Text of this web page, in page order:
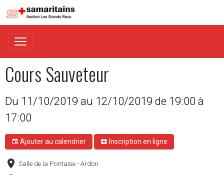
Cours Sauveteur
Du 11/10/2019 au 12/10/2019 de 19:00 à
17:00
Ajouter au calendrier Inscription en ligne
Salle de la Pontaise - Ardon